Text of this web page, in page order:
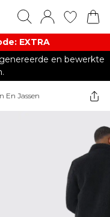
EXTRA​
en bewerkte
En Jassen